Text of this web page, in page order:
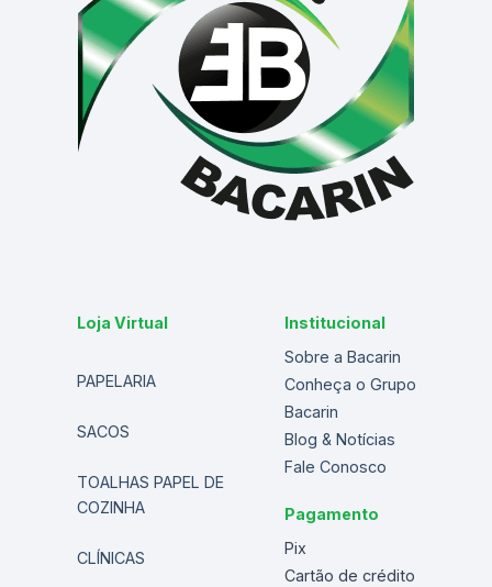
Loja Virtual
PAPELARIA
SACOS
TOALHAS PAPEL DE
COZINHA
CLÍNICAS
Institucional
Sobre a Bacarin
Conheça o Grupo
Bacarin
Blog & Notícias
Fale Conosco
Pagamento
Pix
Cartão de crédito